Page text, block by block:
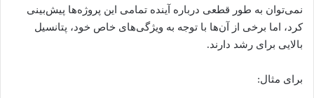
نمی‌توان به طور قطعی درباره آینده تمامی این پروژه‌ها پیش‌بینی
کرد، اما برخی از آن‌ها با توجه به ویژگی‌های خاص خود، پتانسیل
بالایی برای رشد دارند.
برای مثال: